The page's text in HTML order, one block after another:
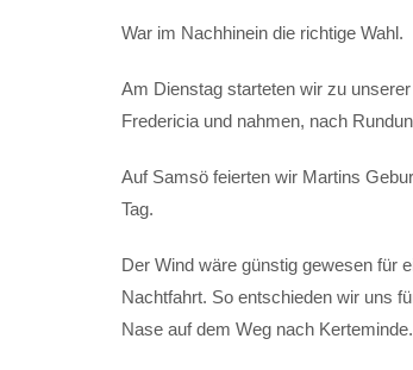
War im Nachhinein die richtige Wahl.
Am Dienstag starteten wir zu
Fredericia und nahmen, nach
Auf Samsö feierten wir Martins
Tag.
Der Wind wäre günstig gewesen für
Nachtfahrt. So entschieden wir uns
Nase auf dem Weg nach Kerteminde.